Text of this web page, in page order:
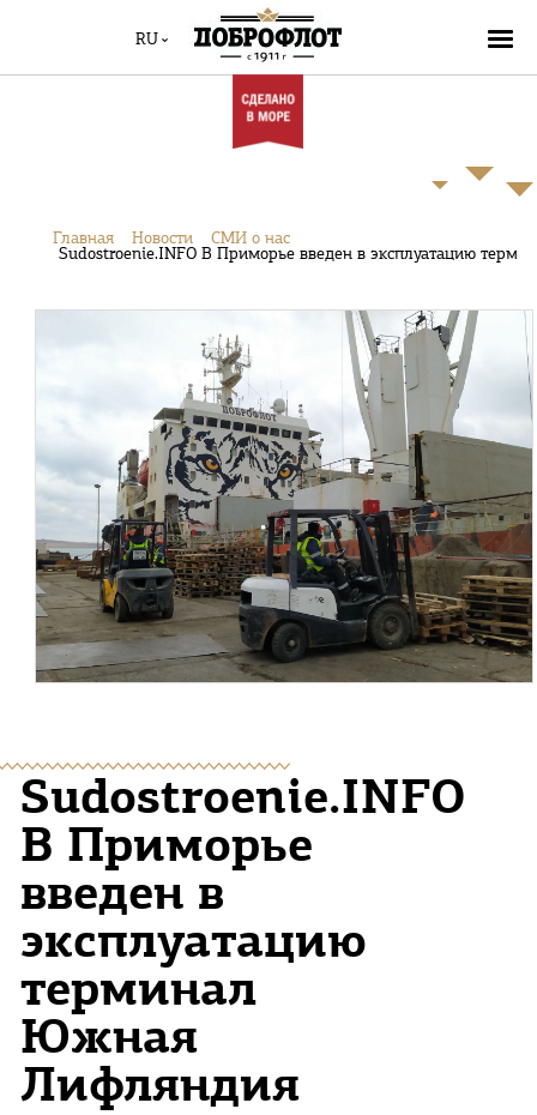
RU
Главная Новости
СМИ о нас
Sudostroenie.INFO В Приморье введен в эксплуатацию
Sudostroenie.INFO
В Приморье
введен в
эксплуатацию
терминал
Южная
Лифляндия